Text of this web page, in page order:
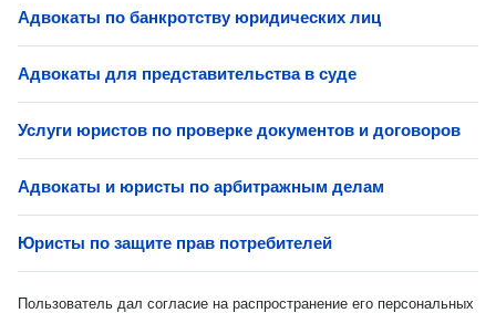
Адвокаты по банкротству юридических лиц
Адвокаты для представительства в суде
Услуги юристов по проверке документов и договоров
Адвокаты и юристы по арбитражным делам
Юристы по защите прав потребителей
Пользователь дал согласие на распространение его персональных